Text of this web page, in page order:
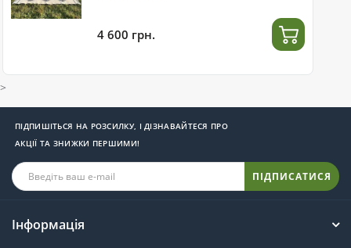
4 600 грн.
>
ПІДПИШІТЬСЯ НА РОЗСИЛКУ, І ДІЗНАВАЙТЕСЯ ПРО
АКЦІЇ ТА ЗНИЖКИ ПЕРШИМИ!
ПІДПИСАТИСЯ
Інформація